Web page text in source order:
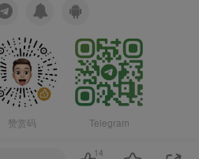
赞赏码 Telegram
14